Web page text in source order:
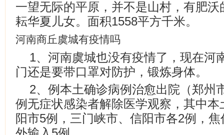
一望无际的平原，并不是山村，有肥
耘华夏儿女。面积1558平方千米。
河南商丘虞城有疫情吗
1、河南虞城也没有疫情了，现在河
门还是要带口罩对防护，锻炼身体。
2、例本土确诊病例治愈出院（郑州
例无症状感染者解除医学观察，其中
阳市5例，三门峡市、信阳市各2例，